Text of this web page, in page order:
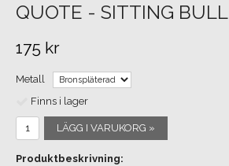
QUOTE - SITTING BULL
175 kr
Metall
Finns i lager
LÄGG I VARUKORG »
Produktbeskrivning: